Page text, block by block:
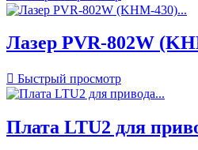
Лазер PVR-802W
 Быстрый просмотр
Плата LTU2 для